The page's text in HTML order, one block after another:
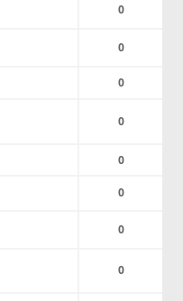
0
0
0
0
0
0
0
0